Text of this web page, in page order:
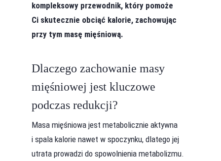
kompleksowy przewodnik, który pomoże
Ci skutecznie obciąć kalorie, zachowując
przy tym masę mięśniową.
Dlaczego zachowanie masy
mięśniowej jest kluczowe
podczas redukcji?
Masa mięśniowa jest metabolicznie aktywna
i spala kalorie nawet w spoczynku, dlatego jej
utrata prowadzi do spowolnienia metabolizmu.